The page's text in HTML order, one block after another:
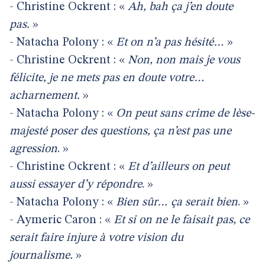
- Christine Ockrent : « Ah, bah ça j’en doute
pas. »
- Natacha Polony : « Et on n’a pas hésité… »
- Christine Ockrent : « Non, non mais je vous
félicite, je ne mets pas en doute votre…
acharnement. »
- Natacha Polony : « On peut sans crime de lèse-
majesté poser des questions, ça n’est pas une
agression. »
- Christine Ockrent : « Et d’ailleurs on peut
aussi essayer d’y répondre. »
- Natacha Polony : « Bien sûr… ça serait bien. »
- Aymeric Caron : « Et si on ne le faisait pas, ce
serait faire injure à votre vision du
journalisme. »